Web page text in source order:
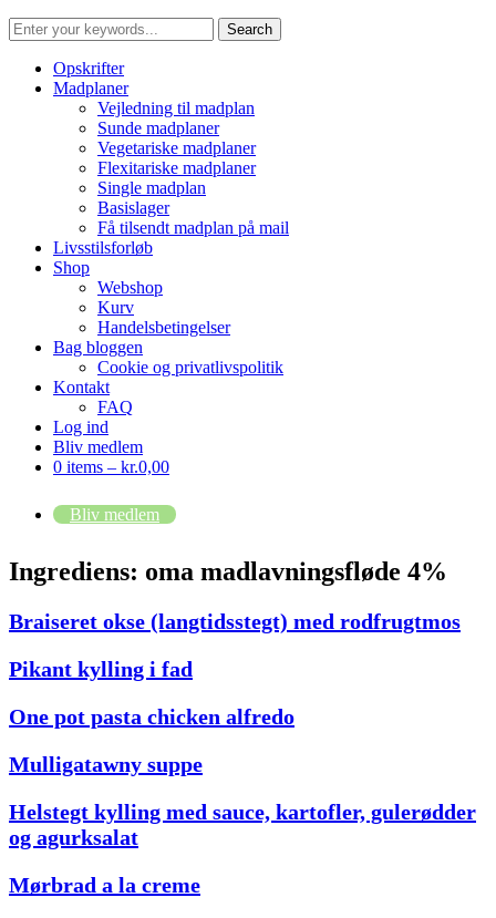
Opskrifter
Madplaner
Vejledning til madplan
Sunde madplaner
Vegetariske madplaner
Flexitariske madplaner
Single madplan
Basislager
Få tilsendt madplan på mail
Livsstilsforløb
Shop
Webshop
Kurv
Handelsbetingelser
Bag bloggen
Cookie og privatlivspolitik
Kontakt
FAQ
Log ind
Bliv medlem
0 items – kr.0,00
Bliv medlem
Ingrediens: oma madlavningsfløde 4%
Braiseret okse (langtidsstegt) med rodfrugtmos
Pikant kylling i fad
One pot pasta chicken alfredo
Mulligatawny suppe
Helstegt kylling med sauce, kartofler, gulerødder
og agurksalat
Mørbrad a la creme